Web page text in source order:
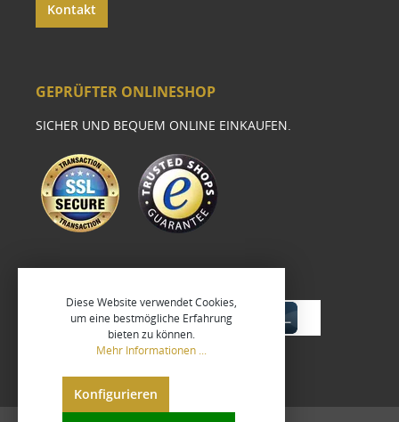
Kontakt
GEPRÜFTER ONLINESHOP
SICHER UND BEQUEM ONLINE EINKAUFEN.
Diese Website verwendet Cookies,
um eine bestmögliche Erfahrung
bieten zu können.
Mehr Informationen ...
Konfigurieren